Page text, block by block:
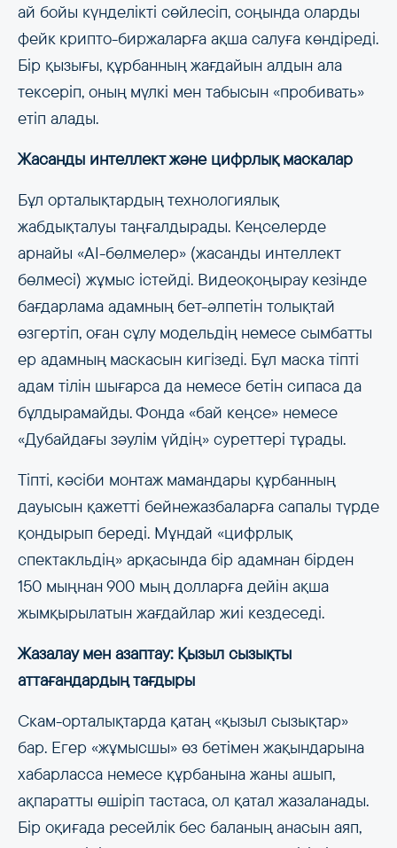
ай бойы күнделікті сөйлесіп, соңында оларды
фейк крипто-биржаларға ақша салуға көндіреді.
Бір қызығы, құрбанның жағдайын алдын ала
тексеріп, оның мүлкі мен табысын «пробивать»
етіп алады.
Жасанды интеллект және цифрлық маскалар
Бұл орталықтардың технологиялық
жабдықталуы таңғалдырады. Кеңселерде
арнайы «AI-бөлмелер» (жасанды интеллект
бөлмесі) жұмыс істейді. Видеоқоңырау кезінде
бағдарлама адамның бет-әлпетін толықтай
өзгертіп, оған сұлу модельдің немесе сымбатты
ер адамның маскасын кигізеді. Бұл маска тіпті
адам тілін шығарса да немесе бетін сипаса да
бұлдырамайды. Фонда «бай кеңсе» немесе
«Дубайдағы зәулім үйдің» суреттері тұрады.
Тіпті, кәсіби монтаж мамандары құрбанның
дауысын қажетті бейнежазбаларға сапалы түрде
қондырып береді. Мұндай «цифрлық
спектакльдің» арқасында бір адамнан бірден
150 мыңнан 900 мың долларға дейін ақша
жымқырылатын жағдайлар жиі кездеседі.
Жазалау мен азаптау: Қызыл сызықты
аттағандардың тағдыры
Скам-орталықтарда қатаң «қызыл сызықтар»
бар. Егер «жұмысшы» өз бетімен жақындарына
хабарласса немесе құрбанына жаны ашып,
ақпаратты өшіріп тастаса, ол қатал жазаланады.
Бір оқиғада ресейлік бес баланың анасын аяп,